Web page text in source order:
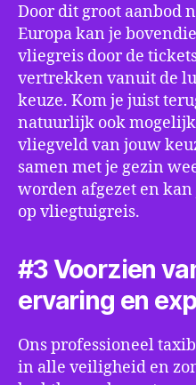
Door dit groot aanbod
Europa kan je
vliegreis door de
vertrekken vanuit de
keuze. Kom je juist
natuurlijk ook
vliegveld van jouw
samen met je gezin
worden afgezet en
op vliegtuigreis.
#3 Voorzien
ervaring en
Ons professioneel
in alle veiligheid en